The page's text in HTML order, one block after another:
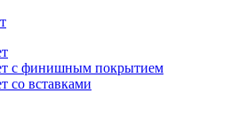
с финишным покрытием
со вставками